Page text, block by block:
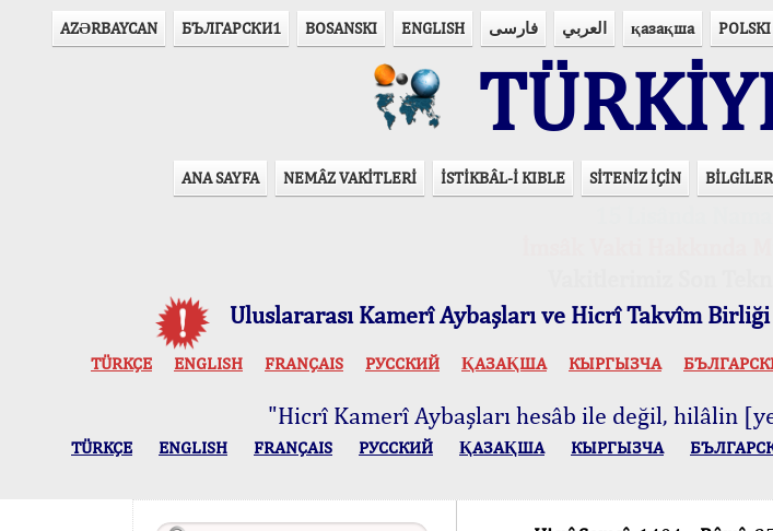
AZӘRBAYCAN БЪЛГАРСКИ1 BOSANSKI ENGLISH فارسی العربي қазақша POLSKI
ANA SAYFA NEMÂZ VAKİTLERİ İSTİKBÂL-İ KIBLE SİTENİZ İÇİN BİLGİLER
Uluslararası Kamerî Aybaşları ve Hicrî Takvîm
TÜRKÇE ENGLISH FRANÇAIS РУССКИЙ ҚАЗАҚША КЫPГЫЗЧA
"Hicrî Kamerî Aybaşları hesâb ile değil, hilâlin
TÜRKÇE ENGLISH FRANÇAIS РУССКИЙ ҚАЗАҚША КЫPГЫЗЧA